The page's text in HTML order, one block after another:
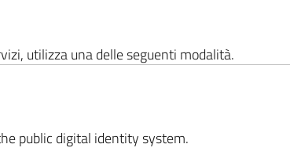
utilizza una delle seguenti modalità.
public digital identity system.